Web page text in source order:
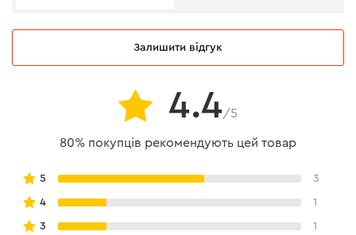
Залишити відгук
4.4/5
80% покупців рекомендують цей товар
5 3
4 1
3 1